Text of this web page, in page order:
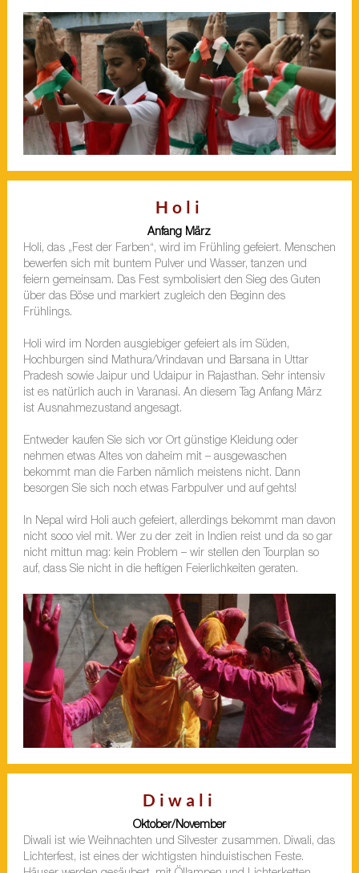
Holi
Anfang März
Holi, das „Fest der Farben“, wird im Frühling gefeiert. Menschen
bewerfen sich mit buntem Pulver und Wasser, tanzen und
feiern gemeinsam. Das Fest symbolisiert den Sieg des Guten
über das Böse und markiert zugleich den Beginn des
Frühlings.
Holi wird im Norden ausgiebiger gefeiert als im Süden,
Hochburgen sind Mathura/Vrindavan und Barsana in Uttar
Pradesh sowie Jaipur und Udaipur in Rajasthan. Sehr intensiv
ist es natürlich auch in Varanasi. An diesem Tag Anfang März
ist Ausnahmezustand angesagt.
Entweder kaufen Sie sich vor Ort günstige Kleidung oder
nehmen etwas Altes von daheim mit – ausgewaschen
bekommt man die Farben nämlich meistens nicht. Dann
besorgen Sie sich noch etwas Farbpulver und auf gehts!
In Nepal wird Holi auch gefeiert, allerdings bekommt man davon
nicht sooo viel mit. Wer zu der zeit in Indien reist und da so gar
nicht mittun mag: kein Problem – wir stellen den Tourplan so
auf, dass Sie nicht in die heftigen Feierlichkeiten geraten.
Diwali
Oktober/November
Diwali ist wie Weihnachten und Silvester zusammen. Diwali, das
Lichterfest, ist eines der wichtigsten hinduistischen Feste.